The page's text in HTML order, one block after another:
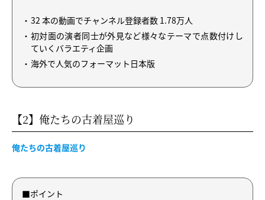
32 本の動画でチャンネル登録者数 1.78万人
初対面の演者同士が外見など様々なテーマで点数付けし
ていくバラエティ企画
海外で人気のフォーマット日本版
【2】俺たちの古着屋巡り
俺たちの古着屋巡り
■ポイント